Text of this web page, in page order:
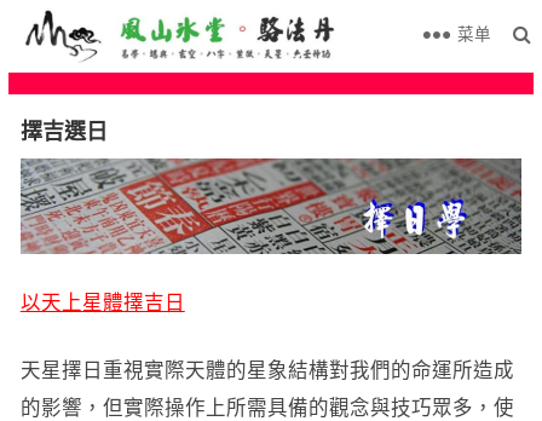
菜单
擇吉選日
以天上星體擇吉日
天星擇日重視實際天體的星象結構對我們的命運所造成
的影響，但實際操作上所需具備的觀念與技巧眾多，使